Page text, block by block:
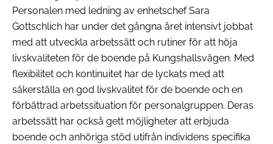
Personalen med ledning av enhetschef Sara
Gottschlich har under det gångna året intensivt jobbat
med att utveckla arbetssätt och rutiner för att höja
livskvaliteten för de boende på Kungshallsvägen. Med
flexibilitet och kontinuitet har de lyckats med att
säkerställa en god livskvalitet för de boende och en
förbättrad arbetssituation för personalgruppen. Deras
arbetssätt har också gett möjligheter att erbjuda
boende och anhöriga stöd utifrån individens specifika